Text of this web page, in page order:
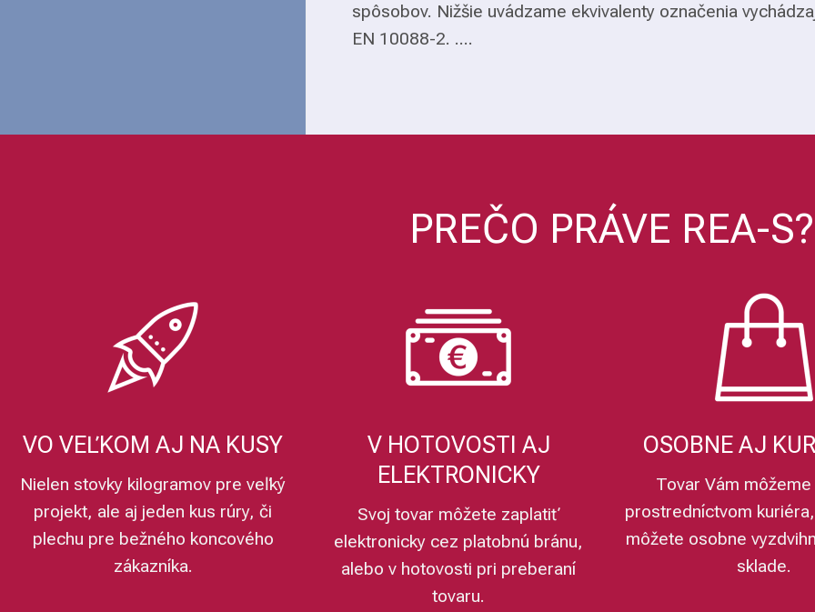
spôsobov. Nižšie uvádzame ekvivalenty označenia
EN 10088-2. ....
PREČO PRÁVE REA-S?
VO VEĽKOM AJ NA KUSY
Nielen stovky kilogramov pre veľký
projekt, ale aj jeden kus rúry, či
plechu pre bežného koncového
zákazníka.
V HOTOVOSTI AJ
ELEKTRONICKY
Svoj tovar môžete zaplatiť
elektronicky cez platobnú bránu,
alebo v hotovosti pri preberaní
tovaru.
OSOBNE AJ
Tovar Vám
prostredníctvom
môžete osobne
sklade.